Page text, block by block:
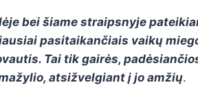
bei šiame straipsnyje
pasitaikančiais vaikų
Tai tik gairės,
atsižvelgiant į jo amžių.